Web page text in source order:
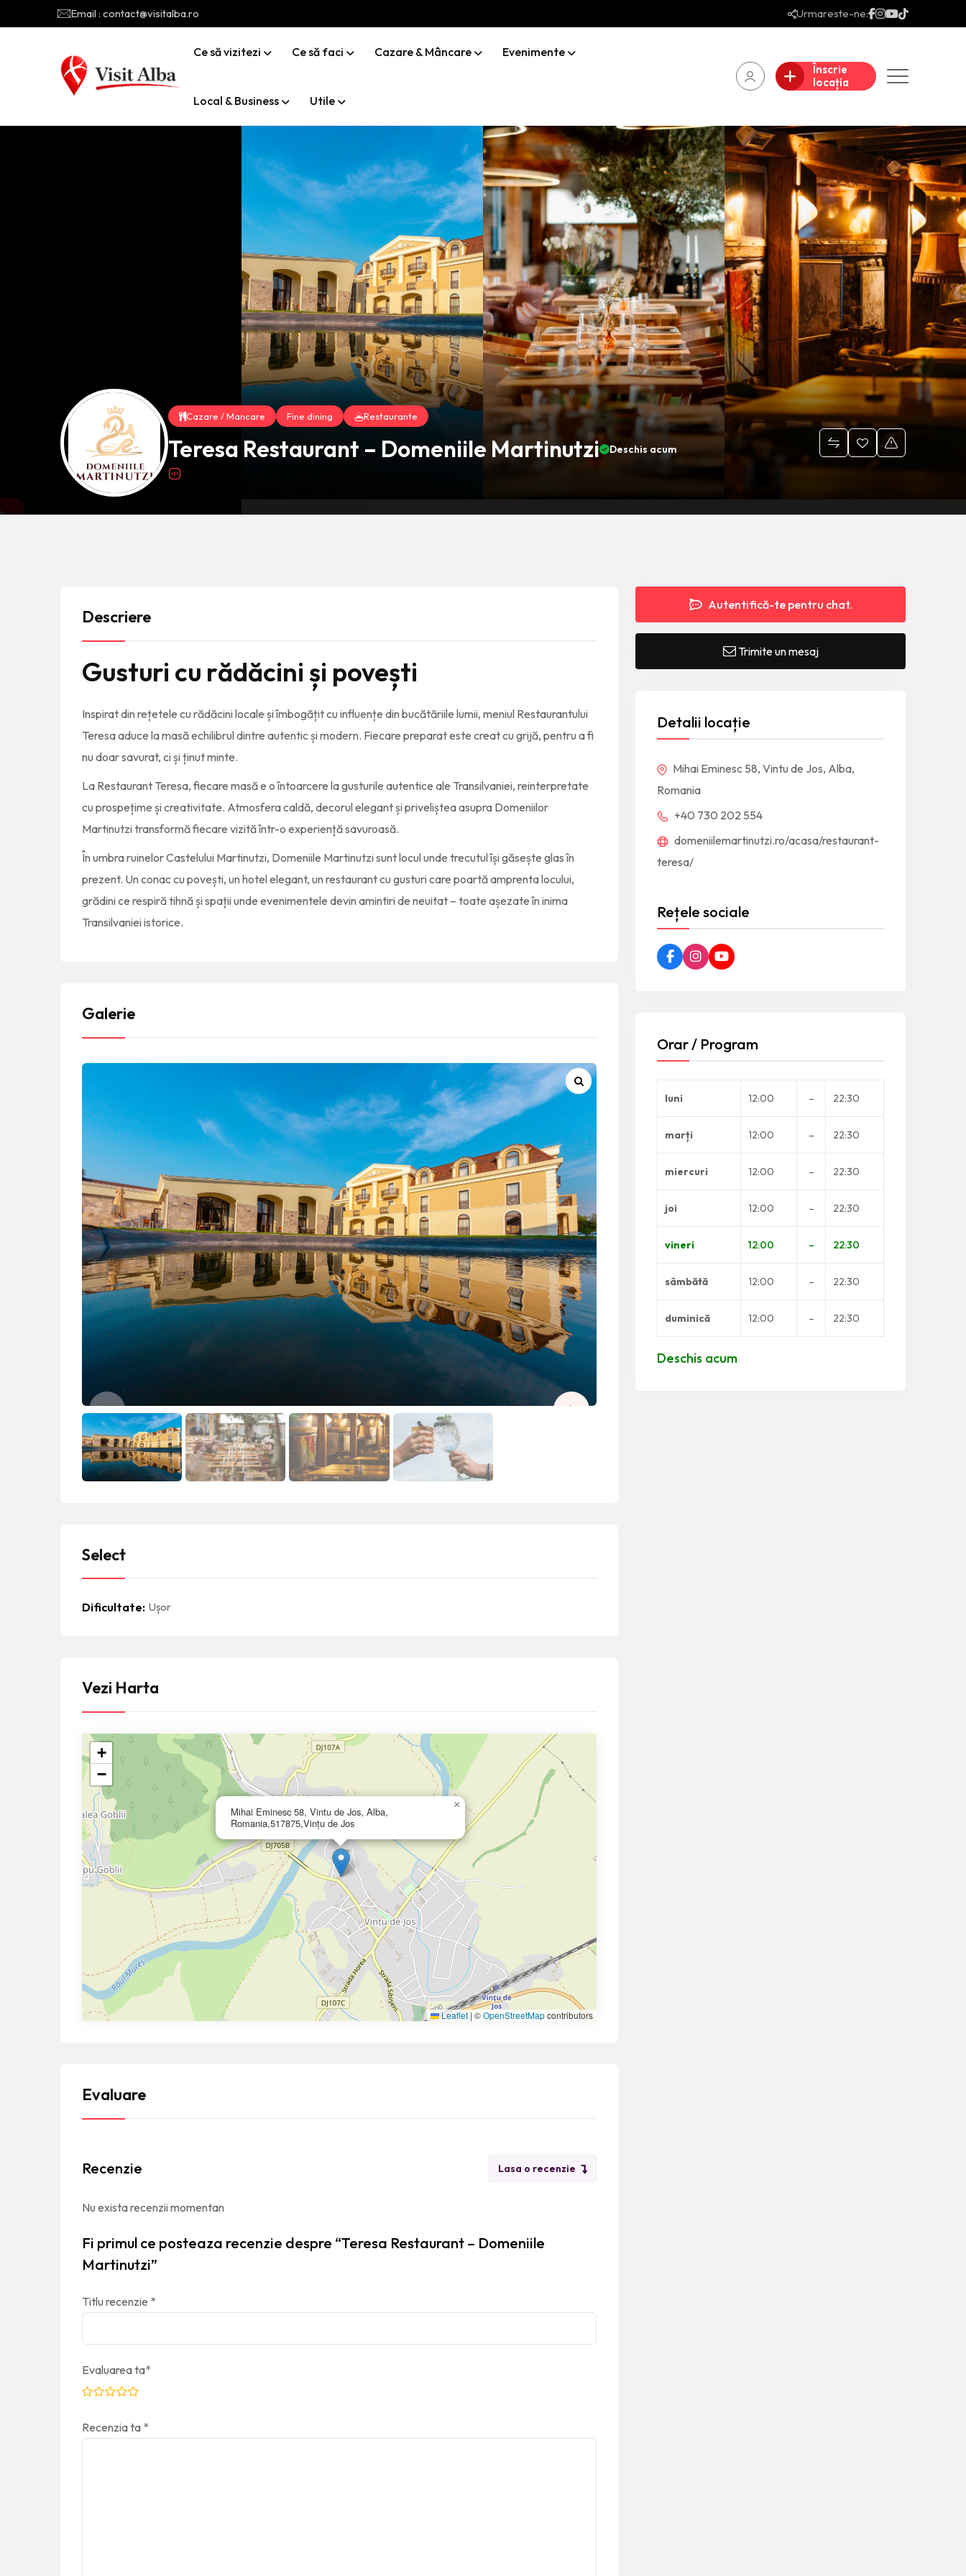
Email : contact@visitalba.ro Urmareste-ne:
Ce să vizitezi Ce să faci Cazare & Mâncare Evenimente
Local & Business Utile
Înscrie
locația
Cazare / Mancare Fine dining Restaurante
Teresa Restaurant – Domeniile Martinutzi Deschis acum
Descriere
Gusturi cu rădăcini și povești
Inspirat din rețetele cu rădăcini locale și îmbogățit cu influențe din bucătăriile lumii, meniul Restaurantului
Teresa aduce la masă echilibrul dintre autentic și modern. Fiecare preparat este creat cu grijă, pentru a fi
nu doar savurat, ci și ținut minte.
La Restaurant Teresa, fiecare masă e o întoarcere la gusturile autentice ale Transilvaniei, reinterpretate
cu prospețime și creativitate. Atmosfera caldă, decorul elegant și priveliștea asupra Domeniilor
Martinutzi transformă fiecare vizită într-o experiență savuroasă.
În umbra ruinelor Castelului Martinutzi, Domeniile Martinutzi sunt locul unde trecutul își găsește glas în
prezent. Un conac cu povești, un hotel elegant, un restaurant cu gusturi care poartă amprenta locului,
grădini ce respiră tihnă și spații unde evenimentele devin amintiri de neuitat – toate așezate în inima
Transilvaniei istorice.
Galerie
Select
Dificultate Ușor
Vezi Harta
Mihai Eminesc 58, Vintu de Jos, Alba,
Romania,517875,Vințu de Jos
×
+
−
Leaflet | ©OpenStreetMapcontributors
Evaluare
Recenzie Lasa o recenzie
Nu exista recenzii momentan
Fi primul ce posteaza recenzie despre “Teresa Restaurant – Domeniile
Martinutzi”
Titlu recenzie *
Evaluarea ta*
Recenzia ta *
Autentifică-te pentru chat.
Trimite un mesaj
Detalii locație
Mihai Eminesc 58, Vintu de Jos, Alba,
Romania
+40 730 202 554
domeniilemartinutzi.ro/acasa/restaurant-
teresa/
Rețele sociale
Orar / Program
luni 12:00 – 22:30
marți 12:00 – 22:30
miercuri 12:00 – 22:30
joi 12:00 – 22:30
vineri 12:00 – 22:30
sâmbătă 12:00 – 22:30
duminică 12:00 – 22:30
Deschis acum